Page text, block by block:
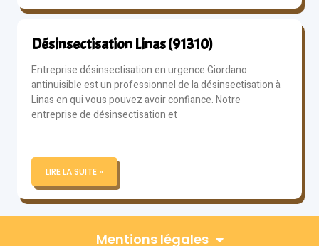
Désinsectisation Linas (91310)
Entreprise désinsectisation en urgence Giordano
antinuisible est un professionnel de la désinsectisation à
Linas en qui vous pouvez avoir confiance. Notre
entreprise de désinsectisation et
LIRE LA SUITE »
Mentions légales